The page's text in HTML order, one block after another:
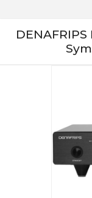
DENAFRIPS